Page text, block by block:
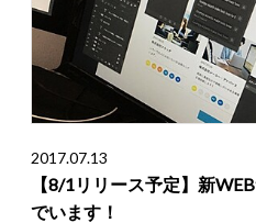
2017.07.13
【8/1リリース予定】新
でいます！